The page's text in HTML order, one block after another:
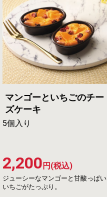
マンゴーといちごのチー
ズケーキ
5個入り
ジューシーなマンゴーと甘酸っぱい
いちごがたっぷり。
2,200 円(税込)